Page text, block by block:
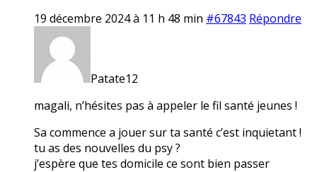
19 décembre 2024 à 11 h 48 min #67843 Répondre
Patate12
magali, n’hésites pas à appeler le fil santé jeunes !
Sa commence a jouer sur ta santé c’est inquietant !
tu as des nouvelles du psy ?
j’espère que tes domicile ce sont bien passer